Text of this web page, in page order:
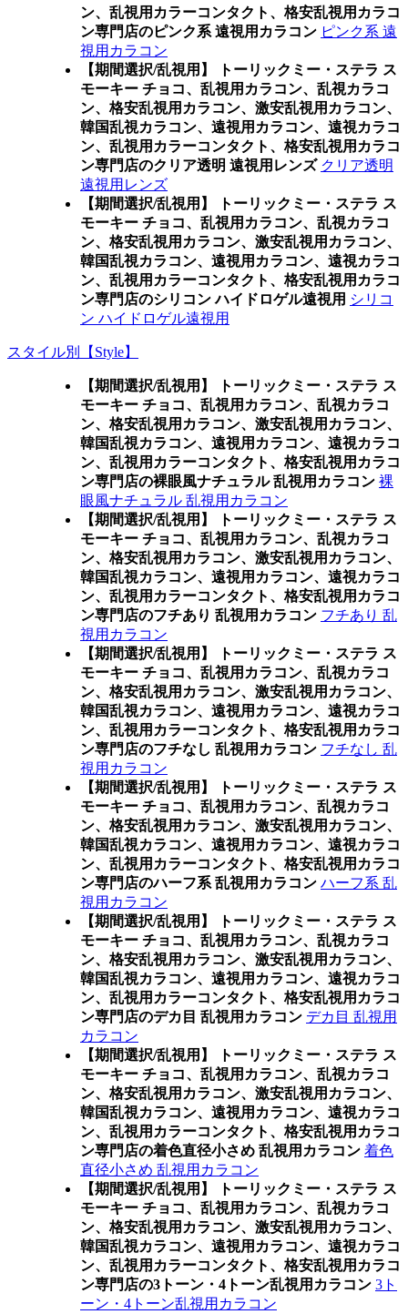
ン、乱視用カラーコンタクト、格安乱視用カラコ
ン専門店のピンク系 遠視用カラコン ピンク系 遠
視用カラコン
【期間選択/乱視用】 トーリックミー・ステラ ス
モーキー チョコ、乱視用カラコン、乱視カラコ
ン、格安乱視用カラコン、激安乱視用カラコン、
韓国乱視カラコン、遠視用カラコン、遠視カラコ
ン、乱視用カラーコンタクト、格安乱視用カラコ
ン専門店のクリア透明 遠視用レンズ クリア透明
遠視用レンズ
【期間選択/乱視用】 トーリックミー・ステラ ス
モーキー チョコ、乱視用カラコン、乱視カラコ
ン、格安乱視用カラコン、激安乱視用カラコン、
韓国乱視カラコン、遠視用カラコン、遠視カラコ
ン、乱視用カラーコンタクト、格安乱視用カラコ
ン専門店のシリコン ハイドロゲル遠視用 シリコ
ン ハイドロゲル遠視用
スタイル別【Style】
【期間選択/乱視用】 トーリックミー・ステラ ス
モーキー チョコ、乱視用カラコン、乱視カラコ
ン、格安乱視用カラコン、激安乱視用カラコン、
韓国乱視カラコン、遠視用カラコン、遠視カラコ
ン、乱視用カラーコンタクト、格安乱視用カラコ
ン専門店の裸眼風ナチュラル 乱視用カラコン 裸
眼風ナチュラル 乱視用カラコン
【期間選択/乱視用】 トーリックミー・ステラ ス
モーキー チョコ、乱視用カラコン、乱視カラコ
ン、格安乱視用カラコン、激安乱視用カラコン、
韓国乱視カラコン、遠視用カラコン、遠視カラコ
ン、乱視用カラーコンタクト、格安乱視用カラコ
ン専門店のフチあり 乱視用カラコン フチあり 乱
視用カラコン
【期間選択/乱視用】 トーリックミー・ステラ ス
モーキー チョコ、乱視用カラコン、乱視カラコ
ン、格安乱視用カラコン、激安乱視用カラコン、
韓国乱視カラコン、遠視用カラコン、遠視カラコ
ン、乱視用カラーコンタクト、格安乱視用カラコ
ン専門店のフチなし 乱視用カラコン フチなし 乱
視用カラコン
【期間選択/乱視用】 トーリックミー・ステラ ス
モーキー チョコ、乱視用カラコン、乱視カラコ
ン、格安乱視用カラコン、激安乱視用カラコン、
韓国乱視カラコン、遠視用カラコン、遠視カラコ
ン、乱視用カラーコンタクト、格安乱視用カラコ
ン専門店のハーフ系 乱視用カラコン ハーフ系 乱
視用カラコン
【期間選択/乱視用】 トーリックミー・ステラ ス
モーキー チョコ、乱視用カラコン、乱視カラコ
ン、格安乱視用カラコン、激安乱視用カラコン、
韓国乱視カラコン、遠視用カラコン、遠視カラコ
ン、乱視用カラーコンタクト、格安乱視用カラコ
ン専門店のデカ目 乱視用カラコン デカ目 乱視用
カラコン
【期間選択/乱視用】 トーリックミー・ステラ ス
モーキー チョコ、乱視用カラコン、乱視カラコ
ン、格安乱視用カラコン、激安乱視用カラコン、
韓国乱視カラコン、遠視用カラコン、遠視カラコ
ン、乱視用カラーコンタクト、格安乱視用カラコ
ン専門店の着色直径小さめ 乱視用カラコン 着色
直径小さめ 乱視用カラコン
【期間選択/乱視用】 トーリックミー・ステラ ス
モーキー チョコ、乱視用カラコン、乱視カラコ
ン、格安乱視用カラコン、激安乱視用カラコン、
韓国乱視カラコン、遠視用カラコン、遠視カラコ
ン、乱視用カラーコンタクト、格安乱視用カラコ
ン専門店の3トーン・4トーン乱視用カラコン 3ト
ーン・4トーン乱視用カラコン